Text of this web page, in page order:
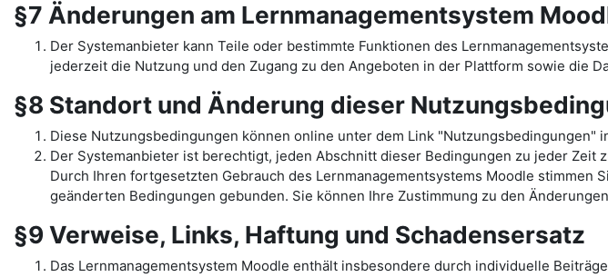
§7 Änderungen am Lernmanagementsystem
Der Systemanbieter kann Teile oder bestimmte Funktionen des
jederzeit die Nutzung und den Zugang zu den Angeboten in der Plattform sowie die
§8 Standort und Änderung dieser
Diese Nutzungsbedingungen können online unter dem Link
Der Systemanbieter ist berechtigt, jeden Abschnitt dieser Bedingungen zu jeder
Durch Ihren fortgesetzten Gebrauch des Lernmanagementsystems Moodle
geänderten Bedingungen gebunden. Sie können Ihre Zustimmung zu den
§9 Verweise, Links, Haftung und Schadensersatz
Das Lernmanagementsystem Moodle enthält insbesondere durch individuelle